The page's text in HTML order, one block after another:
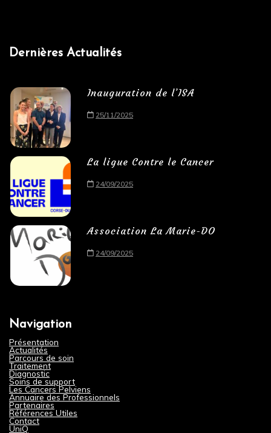
Dernières Actualités
Inauguration de l’ISA
25/11/2025
La ligue Contre le Cancer
24/09/2025
Association La Marie-DO
24/09/2025
Navigation
Présentation
Actualités
Parcours de soin
Traitement
Diagnostic
Soins de support
Les Cancers Pelviens
Annuaire des Professionnels
Partenaires
Références Utiles
Contact
UniQ